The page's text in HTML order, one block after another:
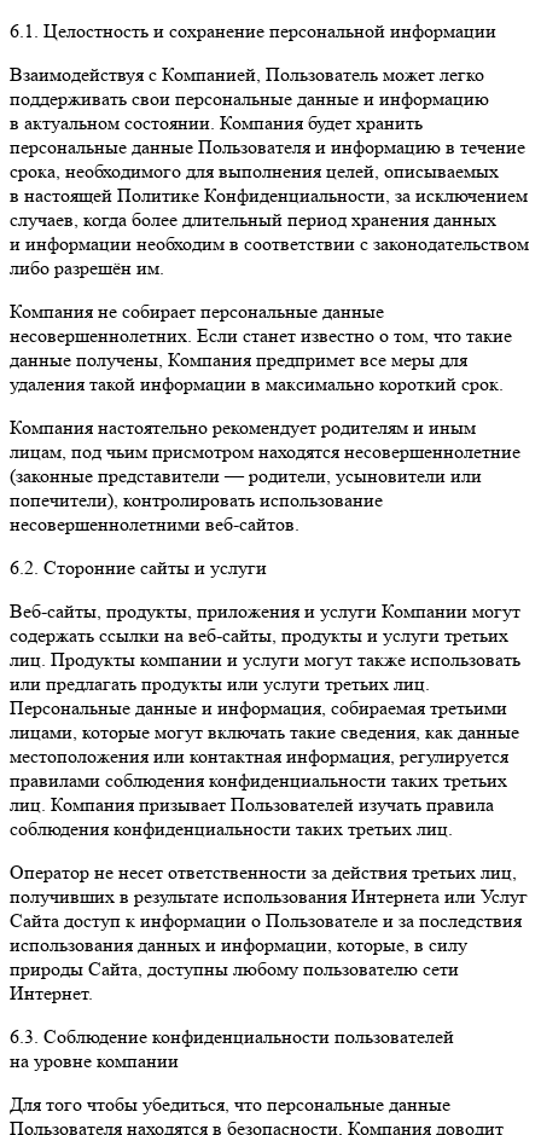
6.1. Целостность и сохранение персональной информации
Взаимодействуя с Компанией, Пользователь может легко
поддерживать свои персональные данные и информацию
в актуальном состоянии. Компания будет хранить
персональные данные Пользователя и информацию в течение
срока, необходимого для выполнения целей, описываемых
в настоящей Политике Конфиденциальности, за исключением
случаев, когда более длительный период хранения данных
и информации необходим в соответствии с законодательством
либо разрешён им.
Компания не собирает персональные данные
несовершеннолетних. Если станет известно о том, что такие
данные получены, Компания предпримет все меры для
удаления такой информации в максимально короткий срок.
Компания настоятельно рекомендует родителям и иным
лицам, под чьим присмотром находятся несовершеннолетние
(законные представители — родители, усыновители или
попечители), контролировать использование
несовершеннолетними веб-сайтов.
6.2. Сторонние сайты и услуги
Веб-сайты, продукты, приложения и услуги Компании могут
содержать ссылки на веб-сайты, продукты и услуги третьих
лиц. Продукты компании и услуги могут также использовать
или предлагать продукты или услуги третьих лиц.
Персональные данные и информация, собираемая третьими
лицами, которые могут включать такие сведения, как данные
местоположения или контактная информация, регулируется
правилами соблюдения конфиденциальности таких третьих
лиц. Компания призывает Пользователей изучать правила
соблюдения конфиденциальности таких третьих лиц.
Оператор не несет ответственности за действия третьих лиц,
получивших в результате использования Интернета или Услуг
Сайта доступ к информации о Пользователе и за последствия
использования данных и информации, которые, в силу
природы Сайта, доступны любому пользователю сети
Интернет.
6.3. Соблюдение конфиденциальности пользователей
на уровне компании
Для того чтобы убедиться, что персональные данные
Пользователя находятся в безопасности, Компания доводит